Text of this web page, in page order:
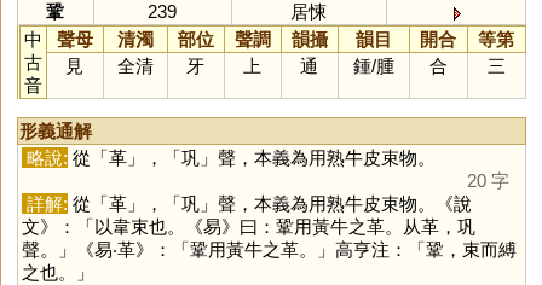
鞏
239
居悚
中
古
音
聲母 清濁 部位 聲調 韻攝 韻目 開合
等第
見
全清 牙 上 通 鍾/腫 合 三
形義通解
略說: 從「革」，「巩」聲，本義為用熟牛皮束物。
20 字
詳解: 從「革」，「巩」聲，本義為用熟牛皮束物。《說
文》：「以韋束也。《易》曰：鞏用黃牛之革。从革，巩
聲。」《易‧革》：「鞏用黃牛之革。」高亨注：「鞏，束而縛
之也。」